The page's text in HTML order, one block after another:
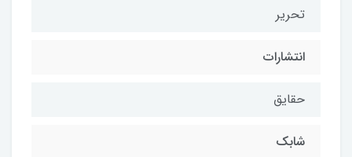
تحریر
انتشارات
حقایق
شابك